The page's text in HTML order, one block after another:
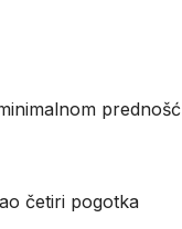
četiri pogotka